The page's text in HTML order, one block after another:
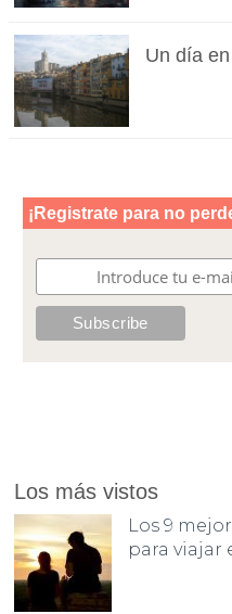
Un día
Los más vistos
Los 9
para viajar